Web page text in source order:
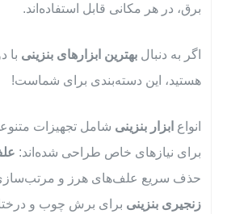
برق، در هر مکانی قابل استفاده‌اند.
اگر به دنبال بهترین ابزارهای بنزینی با
هستید، این دسته‌بندی برای شماست!
انواع ابزار بنزینی شامل تجهیزات
برای نیازهای خاص طراحی شده‌اند:
حذف سریع علف‌های هرز و
زنجیری بنزینی برای برش چوب و